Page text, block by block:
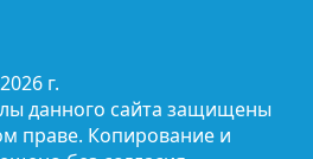
г.
данного сайта защищены
праве. Копирование и